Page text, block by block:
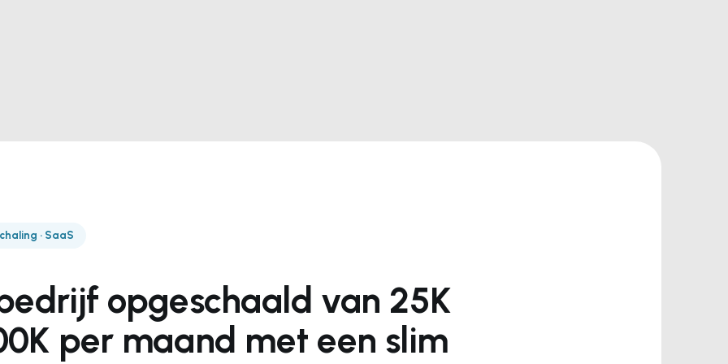
· SaaS
opgeschaald van 25K
per maand met een slim